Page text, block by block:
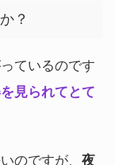
？
ているのです
見られてとて
のですが、 夜